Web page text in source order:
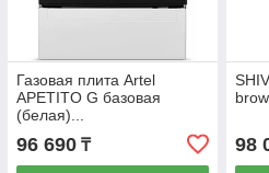
Газовая плита Artel
APETITO G базовая
(белая)...
96 690₸ 98